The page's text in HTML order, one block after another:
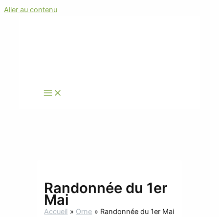
Aller au contenu
Randonnée du 1er
Mai
Accueil Orne Randonnée du 1er Mai